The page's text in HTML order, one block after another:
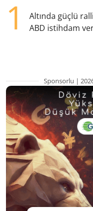
1
Altında güçlü
ABD istihdam
Sponsorlu |